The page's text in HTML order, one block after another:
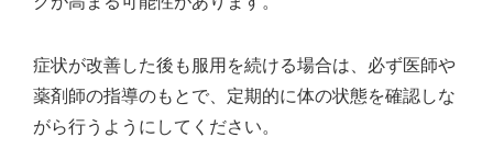
症状が改善した後も服用を続ける場合は、必ず医師や
薬剤師の指導のもとで、定期的に体の状態を確認しな
がら行うようにしてください。